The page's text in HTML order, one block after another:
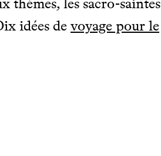
idées de voyage pour le